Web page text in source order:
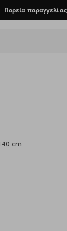
Πορεία παραγγελίας
cm